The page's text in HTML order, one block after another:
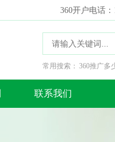
360开户电话：
常用搜索： 360推广多
联系我们